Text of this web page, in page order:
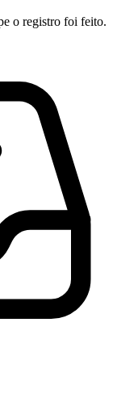
o registro foi feito.